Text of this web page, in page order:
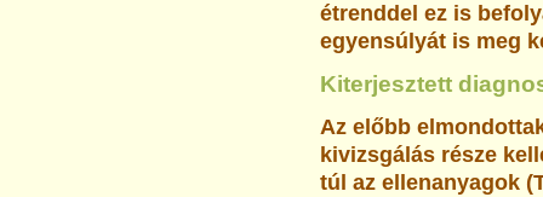
étrenddel ez is
egyensúlyát is meg
Kiterjesztett
Az előbb
kivizsgálás része
túl az ellenanyagok